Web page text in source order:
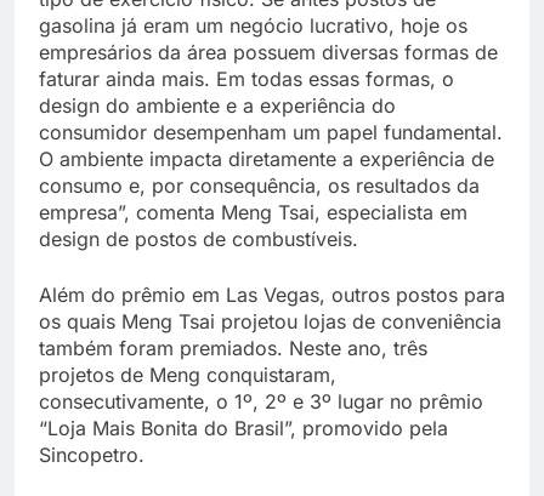
gasolina já eram um negócio lucrativo, hoje os
empresários da área possuem diversas formas de
faturar ainda mais. Em todas essas formas, o
design do ambiente e a experiência do
consumidor desempenham um papel fundamental.
O ambiente impacta diretamente a experiência de
consumo e, por consequência, os resultados da
empresa”, comenta Meng Tsai, especialista em
design de postos de combustíveis.
Além do prêmio em Las Vegas, outros postos para
os quais Meng Tsai projetou lojas de conveniência
também foram premiados. Neste ano, três
projetos de Meng conquistaram,
consecutivamente, o 1º, 2º e 3º lugar no prêmio
“Loja Mais Bonita do Brasil”, promovido pela
Sincopetro.